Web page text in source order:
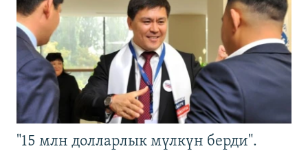
"15 млн долларлык мүлкүн берди".